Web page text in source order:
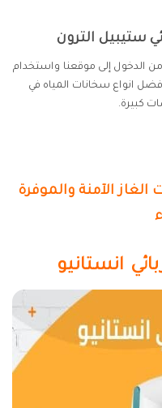
ستيبيل الترون
الدخول إلى موقعنا واستخدام
انواع سخانات المياه في
كبيرة.
الآمنة والموفرة